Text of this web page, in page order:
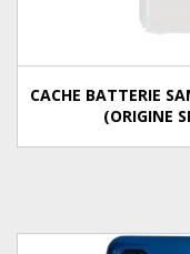
CACHE BATTERIE
(ORIGINE